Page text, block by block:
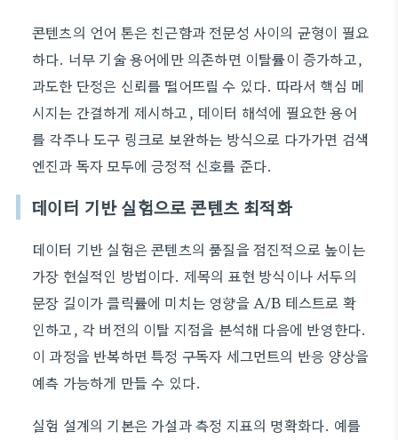
콘텐츠의 언어 톤은 친근함과 전문성 사이의 균형이 필요
하다. 너무 기술 용어에만 의존하면 이탈률이 증가하고,
과도한 단정은 신뢰를 떨어뜨릴 수 있다. 따라서 핵심 메
시지는 간결하게 제시하고, 데이터 해석에 필요한 용어
를 각주나 도구 링크로 보완하는 방식으로 다가가면 검색
엔진과 독자 모두에 긍정적 신호를 준다.
데이터 기반 실험으로 콘텐츠 최적화
데이터 기반 실험은 콘텐츠의 품질을 점진적으로 높이는
가장 현실적인 방법이다. 제목의 표현 방식이나 서두의
문장 길이가 클릭률에 미치는 영향을 A/B 테스트로 확
인하고, 각 버전의 이탈 지점을 분석해 다음에 반영한다.
이 과정을 반복하면 특정 구독자 세그먼트의 반응 양상을
예측 가능하게 만들 수 있다.
실험 설계의 기본은 가설과 측정 지표의 명확화다. 예를